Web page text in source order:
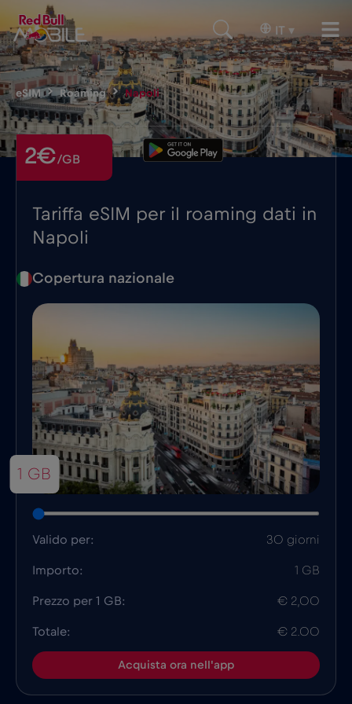
IT ▾
eSIM Roaming Napoli
Tariffa eSIM per il roaming dati in
Napoli
2€/GB
Copertura nazionale
1 GB
Valido per: 30 giorni
Importo: 1 GB
Prezzo per 1 GB: € 2,00
Totale: € 2.00
Acquista ora nell'app